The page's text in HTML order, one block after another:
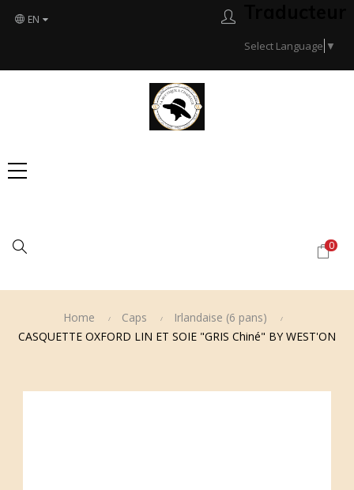
EN
Select Language ▼
0
Search
Home Caps
Irlandaise (6 pans)
CASQUETTE OXFORD LIN ET SOIE "GRIS Chiné" BY WEST'ON